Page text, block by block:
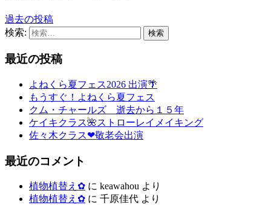
過去の投稿
検索:
最近の投稿
よねくら夏フェス2026 出演🌴
もうすぐ！よねくら夏フェス
クム・チャールズ 逝去から１５年
ケイキクラス🌺ストローレイメイキング
佐々木クラス❤敬老会出演
最近のコメント
植物植替え✿ に keawahou より
植物植替え✿ に 千原佳代 より